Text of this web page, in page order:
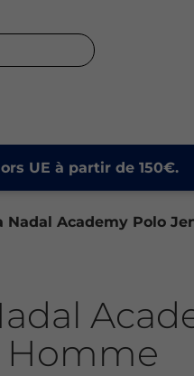
UE à partir de 150€.
Nadal Academy Polo
Homme